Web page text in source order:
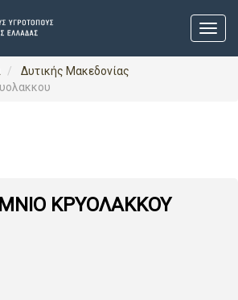
Δυτικής Μακεδονίας
ΚΡΥΟΛΑΚΚΟΥ